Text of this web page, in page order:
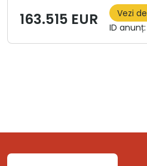
163.515 EUR
Vezi
ID anunț: